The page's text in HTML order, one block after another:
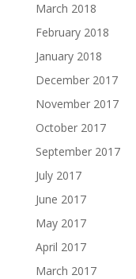
March 2018
February 2018
January 2018
December 2017
November 2017
October 2017
September 2017
July 2017
June 2017
May 2017
April 2017
March 2017